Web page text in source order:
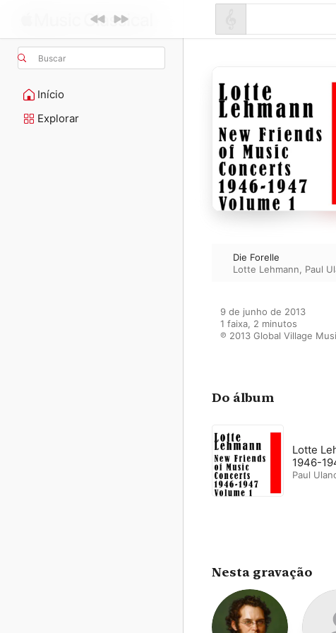
Buscar
Início
Explorar
Die Forelle
Lotte Lehmann, Paul
9 de junho de 2013
1 faixa, 2 minutos
℗ 2013 Global Village
Do álbum
Lotte
1946-
Paul
Nesta gravação